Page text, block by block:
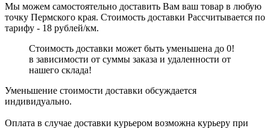
Мы можем самостоятельно доставить Вам ваш товар в любую
точку Пермского края. Стоимость доставки Рассчитывается по
тарифу - 18 рублей/км.
Стоимость доставки может быть уменьшена до 0!
в зависимости от суммы заказа и удаленности от
нашего склада!
Уменьшение стоимости доставки обсуждается
индивидуально.
Оплата в случае доставки курьером возможна курьеру при